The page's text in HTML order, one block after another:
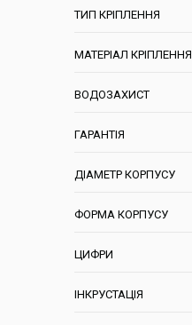
ТИП КРІПЛЕННЯ
МАТЕРІАЛ КРІПЛЕННЯ
ВОДОЗАХИСТ
ГАРАНТІЯ
ДІАМЕТР КОРПУСУ
ФОРМА КОРПУСУ
ЦИФРИ
ІНКРУСТАЦІЯ